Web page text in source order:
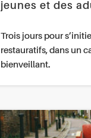
jeunes et des
Trois jours pour
restauratifs, dans un
bienveillant.